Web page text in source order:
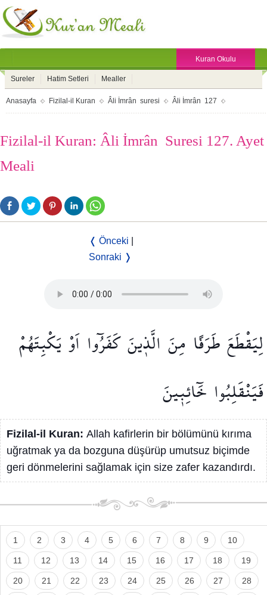
Kuran Okulu
Sureler Hatim Setleri Mealler
Anasayfa Fizilal-il Kuran Âli İmrân suresi Âli İmrân 127
Fizilal-il Kuran: Âli İmrân Suresi 127. Ayet
Meali
❬ Önceki
Sonraki ❭
لِيَقْطَعَطَرَفًا مِنَ الَّذ۪ينَكَفَرُٓوا اَوْيَكْبِتَهُمْ
فَيَنْقَلِبُوا خَٓائِب۪ينَ
Fizilal-il Kuran: Allah kafirlerin bir bölümünü kırıma
uğratmak ya da bozguna düşürüp umutsuz biçimde
geri dönmelerini sağlamak için size zafer kazandırdı.
1 2 3 4 5 6 7 8 9 10
11 12 13 14 15 16 17 18 19
20 21 22 23 24 25 26 27 28